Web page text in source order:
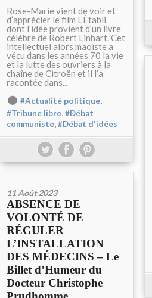
Rose-Marie vient de voir et
d’apprécier le film L’Établi
dont l’idée provient d’un livre
célèbre de Robert Linhart. Cet
intellectuel alors maoïste a
vécu dans les années 70 la vie
et la lutte des ouvriers à la
chaîne de Citroën et il l’a
racontée dans...
#Actualité politique,
#Tribune libre,#Débat
communiste,#Débat d'idées
11 Août 2023
ABSENCE DE
VOLONTÉ DE
RÉGULER
L’INSTALLATION
DES MÉDECINS – Le
Billet d’Humeur du
Docteur Christophe